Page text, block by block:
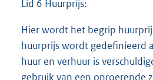
Lid 6 Huurprijs:
Hier wordt het begrip
huurprijs wordt gedefinieerd
huur en verhuur is
gebruik van een onroerende